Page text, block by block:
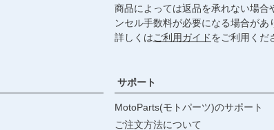
商品によっては返品を承れない場合
ンセル手数料が必要になる場合があ
詳しくはご利用ガイドをご利用くだ
サポート
MotoParts(モトパーツ)のサポート
ご注文方法について